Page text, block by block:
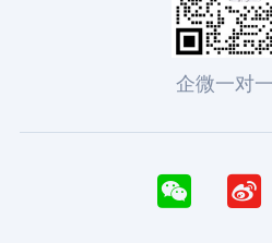
企微一对
 